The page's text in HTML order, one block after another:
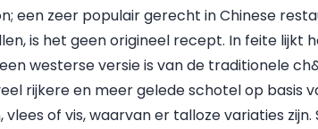
een zeer populair gerecht in Chinese
is het geen origineel recept. In feite lijkt
westerse versie is van de traditionele
rijkere en meer gelede schotel op basis
of vis, waarvan er talloze variaties